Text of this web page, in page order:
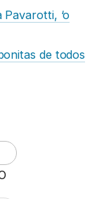
Pavarotti, ‘o
de todos